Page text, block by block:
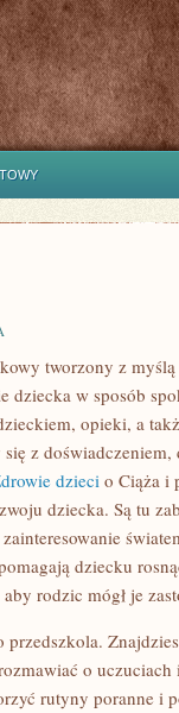
tworzony z
dziecka w sposób
opieki, a
z
dzieci o Ciąża i
dziecka. Są tu
dziecku
rodzic mógł je
o
rutyny poranne i